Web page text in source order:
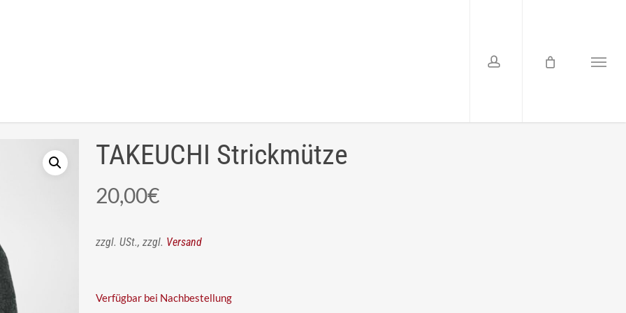
Menu
TAKEUCHI Strickmütze
20,00€
zzgl. USt., zzgl. Versand
Verfügbar bei Nachbestellung